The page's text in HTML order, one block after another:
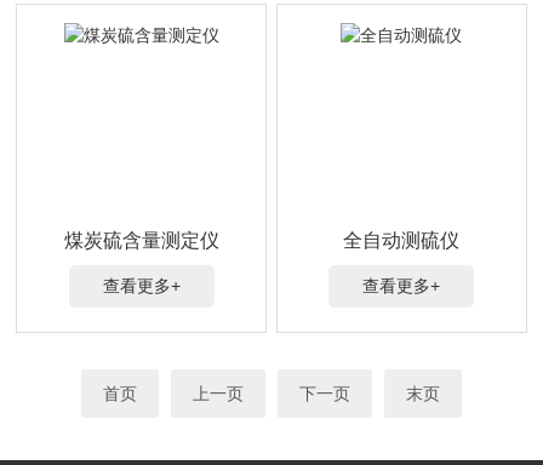
煤炭硫含量测定仪
查看更多+
全自动测硫仪
查看更多+
首页 上一页 下一页 末页